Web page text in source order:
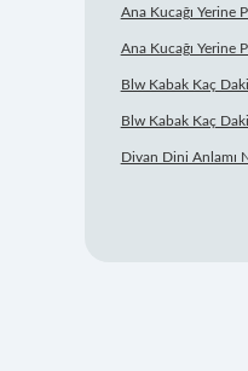
Ana Kucağı Yerine
Ana Kucağı Yerine
Blw Kabak Kaç
Blw Kabak Kaç
Divan Dini Anlamı